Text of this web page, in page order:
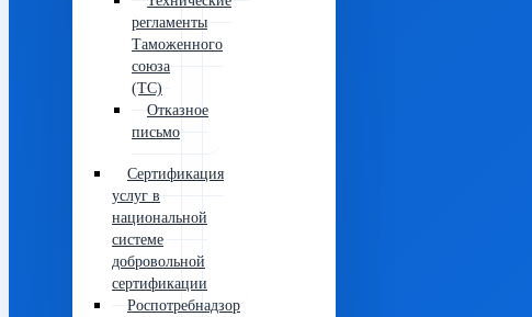
регламенты
Таможенного
союза
(ТС)
Отказное
письмо
Сертификация
услуг в
национальной
системе
добровольной
сертификации
Роспотребнадзор